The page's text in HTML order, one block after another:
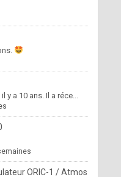
y a 10 ans. Il a réce...
ORIC-1 / Atmos